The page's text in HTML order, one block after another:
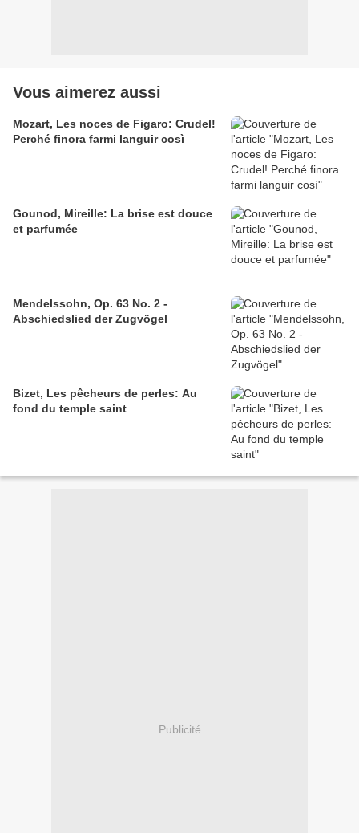
Vous aimerez aussi
Mozart, Les noces de Figaro: Crudel!
Perché finora farmi languir così
Gounod, Mireille: La brise est douce
et parfumée
Mendelssohn, Op. 63 No. 2 -
Abschiedslied der Zugvögel
Bizet, Les pêcheurs de perles: Au
fond du temple saint
Publicité